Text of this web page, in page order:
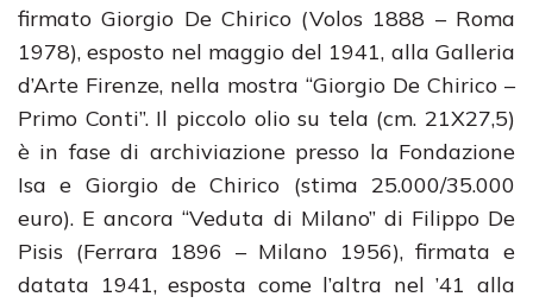
firmato Giorgio De Chirico (Volos 1888 – Roma
1978), esposto nel maggio del 1941, alla Galleria
d’Arte Firenze, nella mostra “Giorgio De Chirico –
Primo Conti”. Il piccolo olio su tela (cm. 21X27,5)
è in fase di archiviazione presso la Fondazione
Isa e Giorgio de Chirico (stima 25.000/35.000
euro). E ancora “Veduta di Milano” di Filippo De
Pisis (Ferrara 1896 – Milano 1956), firmata e
datata 1941, esposta come l’altra nel ’41 alla